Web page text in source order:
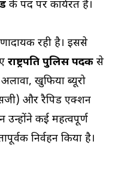
के पद पर कार्यरत हैं।
रही है। इससे
राष्ट्रपति पुलिस पदक से
खुफिया ब्यूरो
और रैपिड एक्शन
उन्होंने कई महत्वपूर्ण
निर्वहन किया है।